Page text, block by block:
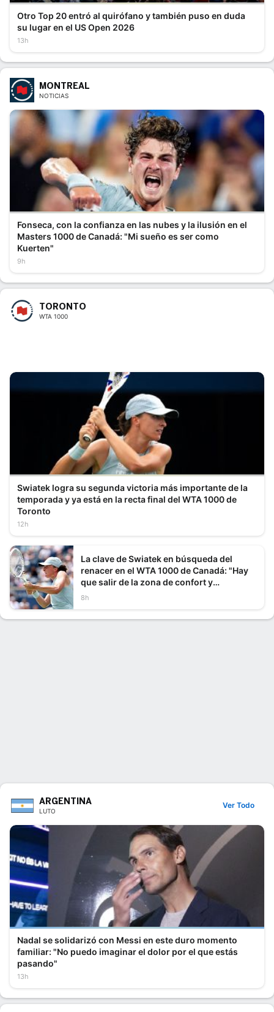
Otro Top 20 entró al quirófano y también puso en duda
su lugar en el US Open 2026
13h
MONTREAL
NOTICIAS
Fonseca, con la confianza en las nubes y la ilusión en el
Masters 1000 de Canadá: "Mi sueño es ser como
Kuerten"
9h
TORONTO
WTA 1000
Swiatek logra su segunda victoria más importante de la
temporada y ya está en la recta final del WTA 1000 de
Toronto
12h
La clave de Swiatek en búsqueda del
renacer en el WTA 1000 de Canadá: "Hay
que salir de la zona de confort y
arriesgar"
8h
ARGENTINA
LUTO
Ver Todo
Nadal se solidarizó con Messi en este duro momento
familiar: "No puedo imaginar el dolor por el que estás
pasando"
13h